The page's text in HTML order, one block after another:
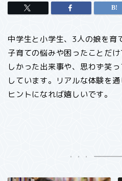
中学生と小学生、3人の娘を育
子育ての悩みや困ったことだ
しかった出来事や、思わず笑
しています。リアルな体験を
ヒントになれば嬉しいです。